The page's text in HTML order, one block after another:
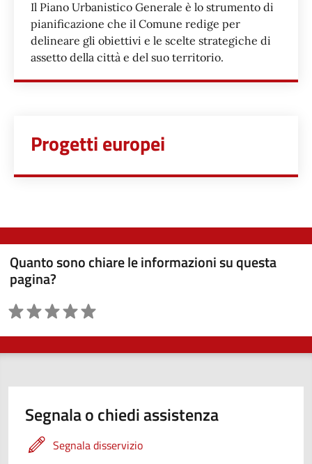
Il Piano Urbanistico Generale è lo strumento di
pianificazione che il Comune redige per
delineare gli obiettivi e le scelte strategiche di
assetto della città e del suo territorio.
Progetti europei
Quanto sono chiare le informazioni su questa
pagina?
Valutazione
Segnala o chiedi assistenza
Segnala disservizio